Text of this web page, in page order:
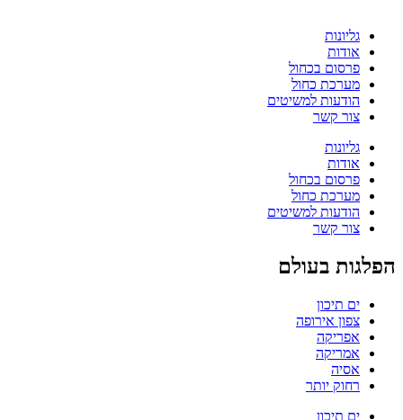
גליונות
אודות
פרסום בכחול
מערכת כחול
הודעות למשיטים
צור קשר
גליונות
אודות
פרסום בכחול
מערכת כחול
הודעות למשיטים
צור קשר
הפלגות בעולם
ים תיכון
צפון אירופה
אפריקה
אמריקה
אסיה
רחוק יותר
ים תיכון